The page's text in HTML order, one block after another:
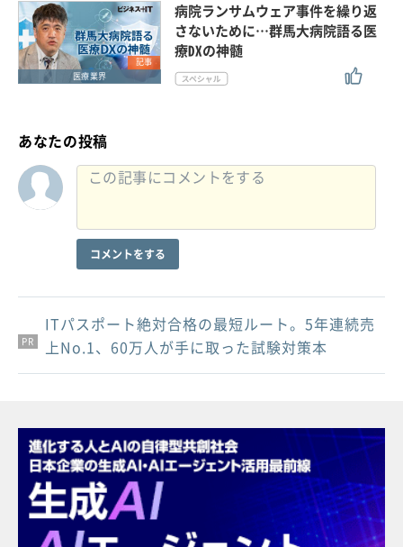
記事
医療業界
病院ランサムウェア事件を繰り返
さないために…群馬大病院語る医
療DXの神髄
あなたの投稿
コメントをする
PR
PR
PR
ITパスポート絶対合格の最短ルート。5年連続売
上No.1、60万人が手に取った試験対策本